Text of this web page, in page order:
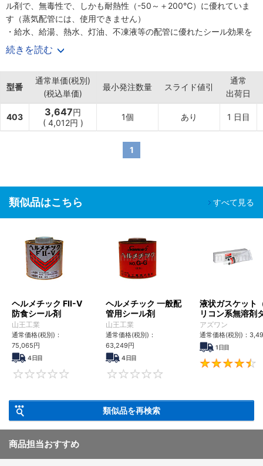
ル剤で、無毒性で、しかも耐熱性（-50～＋200℃）に優れていま
す（蒸気配管には、使用できません）
・給水、給湯、熱水、灯油、不凍液等の配管に優れたシール効果を
発揮します
・流動性が有り、使い易いチューブ入りで、最後まで使用でき、経
済的です
・飲料水配管に使用できます
続きを読む
型番
通常単価(税別)
(税込単価)
最小発注数量 スライド値引
通常
出荷日
403 3,647円
( 4,012円 )
1個 あり 1 日目
1
類似品はこちら すべて見る
ヘルメチック FII-V
防食シール剤
山王工業
通常価格(税別)：
75,065円
4日目
0
ヘルメチック 一般配
管用シール剤
山王工業
通常価格(税別)：
63,249円
4日目
液状ガスケット
リコン系無溶剤
プ）TBシリーズ
アズワン
通常価格(税別)：
1日目
類似品を再検索
商品担当おすすめ